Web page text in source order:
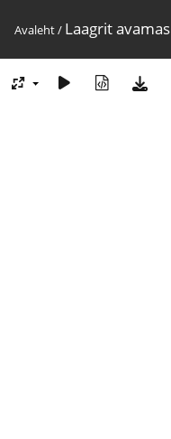
Avaleht/ Laagrit avamas